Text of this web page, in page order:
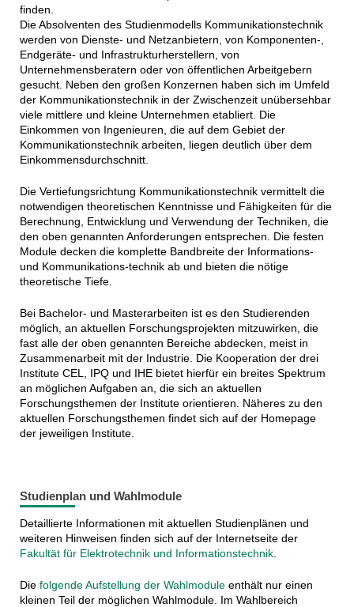
finden.
Die Absolventen des Studienmodells Kommunikationstechnik
werden von Dienste- und Netzanbietern, von Komponenten-,
Endgeräte- und Infrastrukturherstellern, von
Unternehmensberatern oder von öffentlichen Arbeitgebern
gesucht. Neben den großen Konzernen haben sich im Umfeld
der Kommunikationstechnik in der Zwischenzeit unübersehbar
viele mittlere und kleine Unternehmen etabliert. Die
Einkommen von Ingenieuren, die auf dem Gebiet der
Kommunikationstechnik arbeiten, liegen deutlich über dem
Einkommensdurchschnitt.
Die Vertiefungsrichtung Kommunikationstechnik vermittelt die
notwendigen theoretischen Kenntnisse und Fähigkeiten für die
Berechnung, Entwicklung und Verwendung der Techniken, die
den oben genannten Anforderungen entsprechen. Die festen
Module decken die komplette Bandbreite der Informations-
und Kommunikations-technik ab und bieten die nötige
theoretische Tiefe.
Bei Bachelor- und Masterarbeiten ist es den Studierenden
möglich, an aktuellen Forschungsprojekten mitzuwirken, die
fast alle der oben genannten Bereiche abdecken, meist in
Zusammenarbeit mit der Industrie. Die Kooperation der drei
Institute CEL, IPQ und IHE bietet hierfür ein breites Spektrum
an möglichen Aufgaben an, die sich an aktuellen
Forschungsthemen der Institute orientieren. Näheres zu den
aktuellen Forschungsthemen findet sich auf der Homepage
der jeweiligen Institute.
Studienplan und Wahlmodule
Detaillierte Informationen mit aktuellen Studienplänen und
weiteren Hinweisen finden sich auf der Internetseite der
Fakultät für Elektrotechnik und Informationstechnik.
Die folgende Aufstellung der Wahlmoduleenthält nur einen
kleinen Teil der möglichen Wahlmodule. Im Wahlbereich